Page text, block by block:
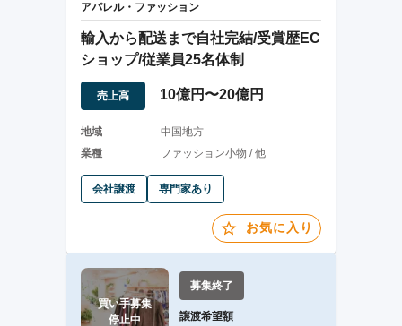
アパレル・ファッション
輸入から配送まで自社完結/受賞歴EC
ショップ/従業員25名体制
売上高 10億円〜20億円
地域
中国地方
業種
ファッション小物 / 他
会社譲渡 専門家あり
お気に入り
買い手募集
停止中
募集終了
譲渡希望額